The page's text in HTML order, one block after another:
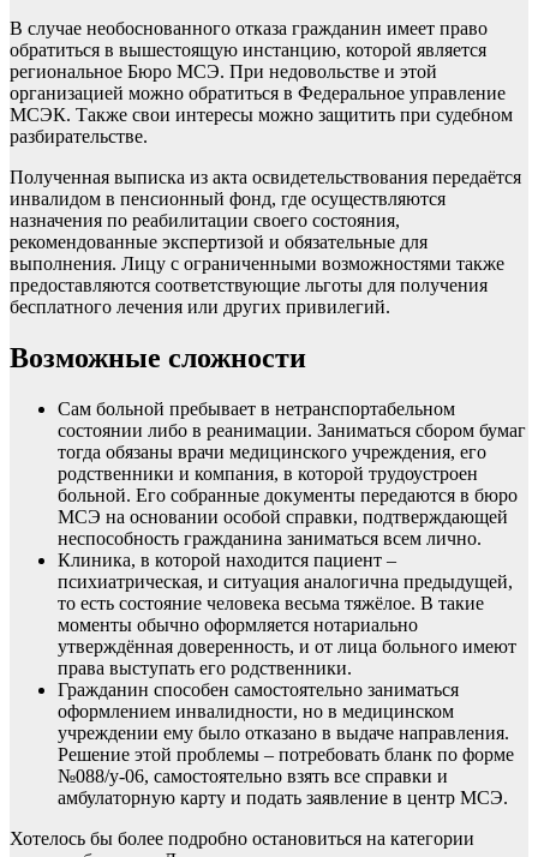
В случае необоснованного отказа гражданин имеет право
обратиться в вышестоящую инстанцию, которой является
региональное Бюро МСЭ. При недовольстве и этой
организацией можно обратиться в Федеральное управление
МСЭК. Также свои интересы можно защитить при судебном
разбирательстве.
Полученная выписка из акта освидетельствования передаётся
инвалидом в пенсионный фонд, где осуществляются
назначения по реабилитации своего состояния,
рекомендованные экспертизой и обязательные для
выполнения. Лицу с ограниченными возможностями также
предоставляются соответствующие льготы для получения
бесплатного лечения или других привилегий.
Возможные сложности
Сам больной пребывает в нетранспортабельном
состоянии либо в реанимации. Заниматься сбором бумаг
тогда обязаны врачи медицинского учреждения, его
родственники и компания, в которой трудоустроен
больной. Его собранные документы передаются в бюро
МСЭ на основании особой справки, подтверждающей
неспособность гражданина заниматься всем лично.
Клиника, в которой находится пациент –
психиатрическая, и ситуация аналогична предыдущей,
то есть состояние человека весьма тяжёлое. В такие
моменты обычно оформляется нотариально
утверждённая доверенность, и от лица больного имеют
права выступать его родственники.
Гражданин способен самостоятельно заниматься
оформлением инвалидности, но в медицинском
учреждении ему было отказано в выдаче направления.
Решение этой проблемы – потребовать бланк по форме
№088/у-06, самостоятельно взять все справки и
амбулаторную карту и подать заявление в центр МСЭ.
Хотелось бы более подробно остановиться на категории